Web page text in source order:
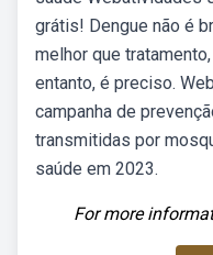
grátis! Dengue não é
melhor que
entanto, é preciso.
campanha de
transmitidas por
saúde em 2023.
For more